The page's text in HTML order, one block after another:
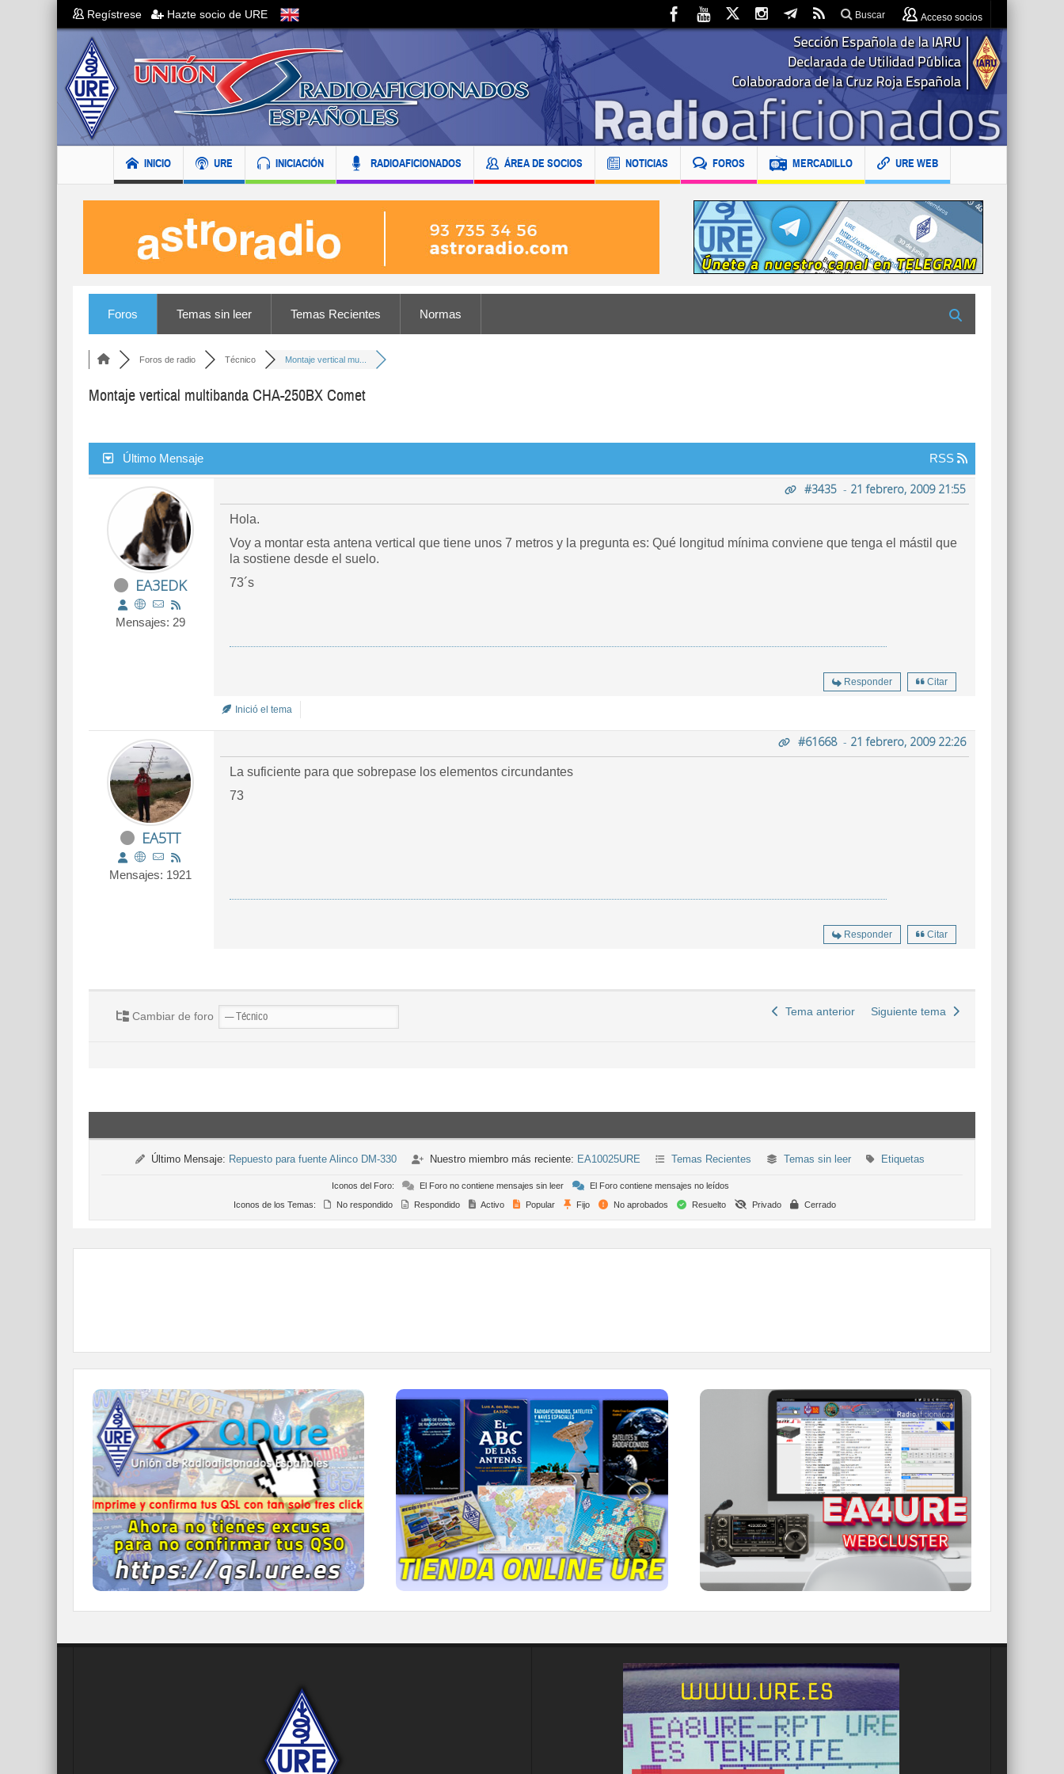
Regístrese Hazte socio de URE Buscar Acceso socios
INICIO URE INICIACIÓN RADIOAFICIONADOS ÁREA DE SOCIOS NOTICIAS FOROS MERCADILLO URE WEB
Foros Temas sin leer Temas Recientes Normas
Foros de radio Técnico Montaje vertical mu...
Montaje vertical multibanda CHA-250BX Comet
Último Mensaje RSS
EA3EDK
Mensajes: 29
#3435 - 21 febrero, 2009 21:55
Hola.
Voy a montar esta antena vertical que tiene unos 7 metros y la pregunta es: Qué longitud mínima conviene que tenga el mástil que
la sostiene desde el suelo.
73´s
Responder Citar
Inició el tema
EA5TT
Mensajes: 1921
#61668- 21 febrero, 2009 22:26
La suficiente para que sobrepase los elementos circundantes
73
Responder Citar
Cambiar de foro Tema anterior Siguiente tema
Último Mensaje: Repuesto para fuente Alinco DM-330 Nuestro miembro más reciente: EA10025URE Temas Recientes Temas sin leer Etiquetas
Iconos del Foro: El Foro no contiene mensajes sin leer
El Foro contiene mensajes no leídos
Iconos de los Temas:
No respondido Respondido Activo Popular Fijo No aprobados Resuelto Privado Cerrado
QDURE - https://qsl.ure.es
Imprime y confirma tus QSL en tan solo tres
click.
Nunca fue tan fácil y cómodo
el confirmar tus contactos.
IR A QDURE
TIENDA ONLINE URE
Publicaciones, mapas, polos, camisetas,
gorras, tazas, forros polares y mucho más...
IR A LA TIENDA DE URE
WEBCLUSTER EA4URE
Conoce el nuevo WebCluster de URE,
ahora con nuevos filtros e información y
compatible con GDURE
IR A WEBCLUSTER